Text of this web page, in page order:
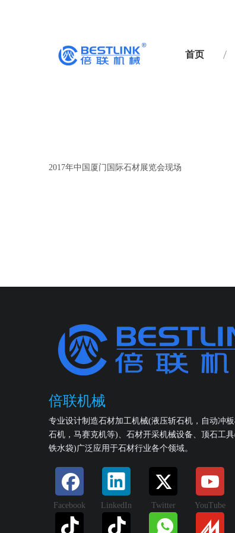
首页
["wechat","weibo","qzone","douban","email"]
2017年中国厦门国际石材展览会现场
倍联机械
专业设计制造石材加工机械(液压斩石机，自动冲
石机，马赛克机等)、石材开采机械设备、顶石工
铁水袋)广泛应用于石材行业各个领域。
Facebook LinkedIn Twitter YouTube